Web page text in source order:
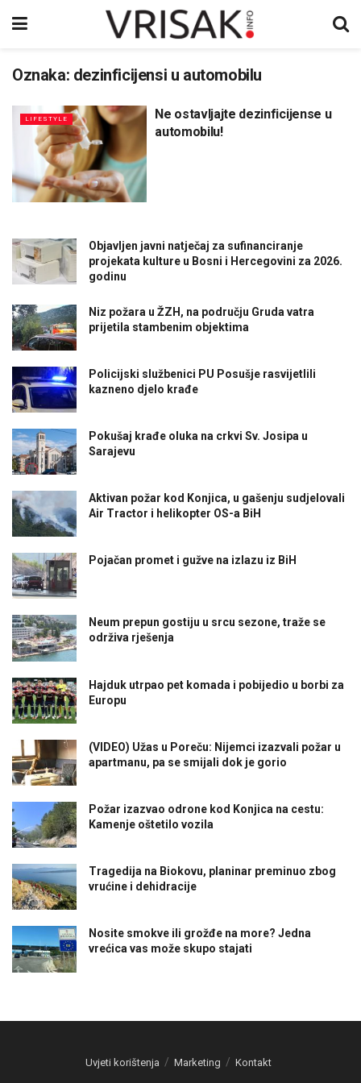
Oznaka: dezinficijensi u automobilu
LIFESTYLE
Ne ostavljajte dezinficijense u
automobilu!
Objavljen javni natječaj za sufinanciranje
projekata kulture u Bosni i Hercegovini za 2026.
godinu
Niz požara u ŽZH, na području Gruda vatra
prijetila stambenim objektima
Policijski službenici PU Posušje rasvijetlili
kazneno djelo krađe
Pokušaj krađe oluka na crkvi Sv. Josipa u
Sarajevu
Aktivan požar kod Konjica, u gašenju sudjelovali
Air Tractor i helikopter OS-a BiH
Pojačan promet i gužve na izlazu iz BiH
Neum prepun gostiju u srcu sezone, traže se
održiva rješenja
Hajduk utrpao pet komada i pobijedio u borbi za
Europu
(VIDEO) Užas u Poreču: Nijemci izazvali požar u
apartmanu, pa se smijali dok je gorio
Požar izazvao odrone kod Konjica na cestu:
Kamenje oštetilo vozila
Tragedija na Biokovu, planinar preminuo zbog
vrućine i dehidracije
Nosite smokve ili grožđe na more? Jedna
vrećica vas može skupo stajati
Uvjeti korištenja Marketing Kontakt